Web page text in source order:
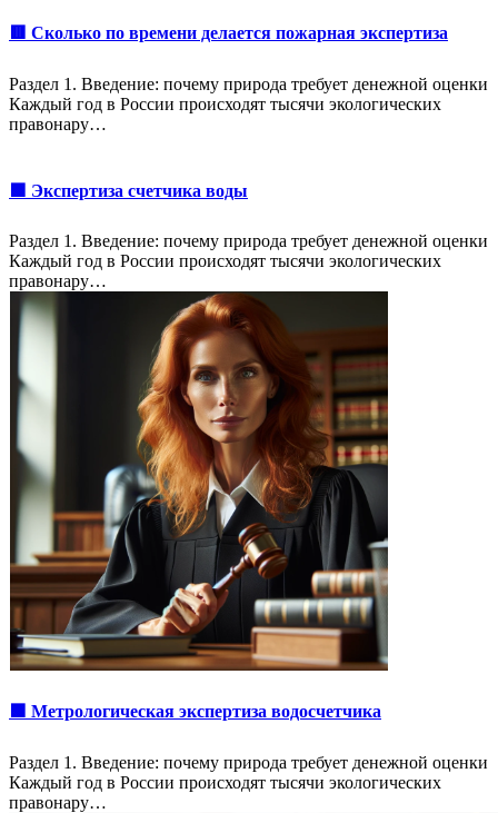
🟥 Сколько по времени делается пожарная экспертиза
Раздел 1. Введение: почему природа требует денежной оценки
Каждый год в России происходят тысячи экологических
правонару…
🟩 Экспертиза счетчика воды
Раздел 1. Введение: почему природа требует денежной оценки
Каждый год в России происходят тысячи экологических
правонару…
🟩 Метрологическая экспертиза водосчетчика
Раздел 1. Введение: почему природа требует денежной оценки
Каждый год в России происходят тысячи экологических
правонару…